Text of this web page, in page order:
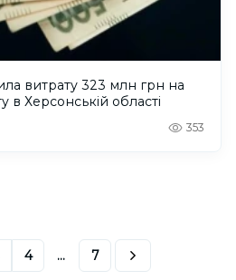
витрату 323 млн грн на
в Херсонській області
353
4 ... 7